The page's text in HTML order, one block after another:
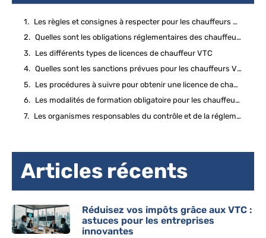
Les règles et consignes à respecter pour les chauffeurs VTC
Quelles sont les obligations réglementaires des chauffeurs VTC ?
Les différents types de licences de chauffeur VTC
Quelles sont les sanctions prévues pour les chauffeurs VTC qui ne respectent pas les règles ?
Les procédures à suivre pour obtenir une licence de chauffeur VTC
Les modalités de formation obligatoire pour les chauffeurs VTC
Les organismes responsables du contrôle et de la réglementation des chauffeurs VTC
Articles récents
Réduisez vos impôts grâce aux VTC :
astuces pour les entreprises
innovantes